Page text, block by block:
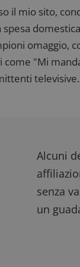
il mio sito,
spesa
omaggio,
"Mi
Alcuni
senza
un